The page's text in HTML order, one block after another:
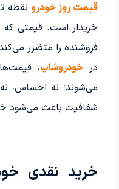
قیمت روز خودرو نقطه
خریدار است. قیمتی که
فروشنده را متضرر
در خودروشاپ،
می‌شوند؛ نه احساس،
شفافیت باعث می‌شود
خرید نقدی